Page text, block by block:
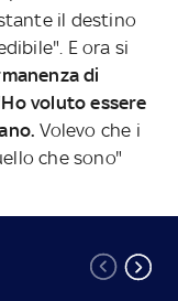
il destino
E ora si
di
Ho voluto essere
Volevo che i
che sono"